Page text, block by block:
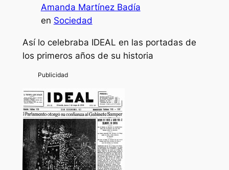
Amanda Martínez Badía
en Sociedad
Así lo celebraba IDEAL en las portadas de
los primeros años de su historia